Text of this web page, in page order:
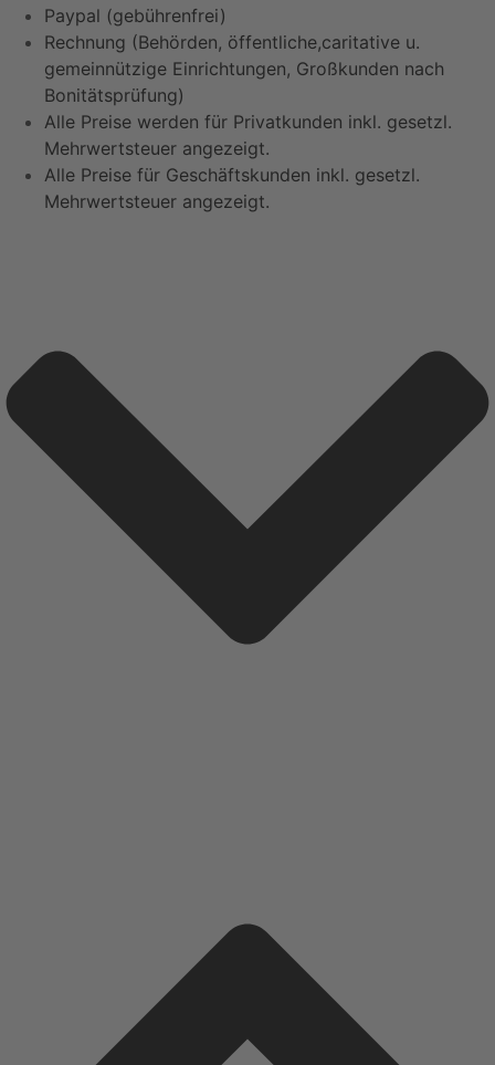
Paypal (gebührenfrei)
Rechnung (Behörden, öffentliche,caritative u.
gemeinnützige Einrichtungen, Großkunden nach
Bonitätsprüfung)
Alle Preise werden für Privatkunden inkl. gesetzl.
Mehrwertsteuer angezeigt.
Alle Preise für Geschäftskunden inkl. gesetzl.
Mehrwertsteuer angezeigt.